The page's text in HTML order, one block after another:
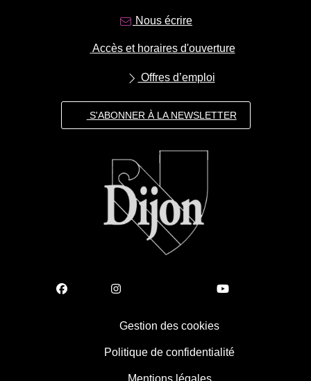
Nous écrire
Accès et horaires d'ouverture
Offres d’emploi
S'ABONNER À LA NEWSLETTER
Gestion des cookies
Politique de confidentialité
Mentions légales